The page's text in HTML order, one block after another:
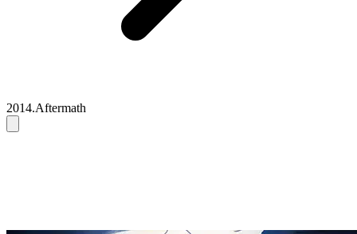
2014.Aftermath